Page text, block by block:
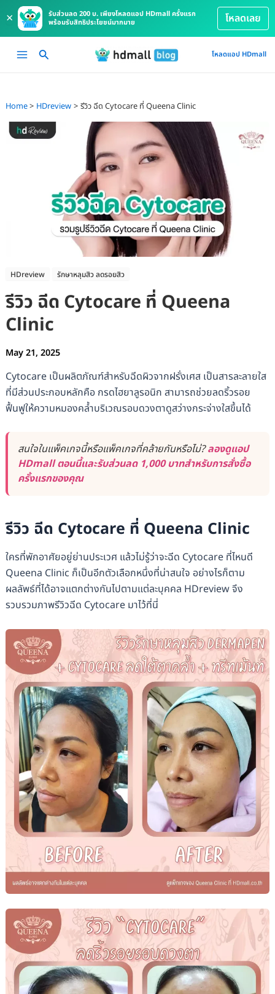
×
รับส่วนลด 200 บ. เพียงโหลดแอป HDmall ครั้งแรก
พร้อมรับสิทธิประโยชน์มากมาย
โหลดเลย
Main
โหลดแอป HDmall
Home HDreview รีวิว ฉีด Cytocare ที่ Queena Clinic
HDreview รักษาหลุมสิว ลดรอยสิว
รีวิว ฉีด Cytocare ที่ Queena
Clinic
May 21, 2025
Cytocare เป็นผลิตภัณฑ์สำหรับฉีดผิวจากฝรั่งเศส เป็นสารละลายใส
ที่มีส่วนประกอบหลักคือ กรดไฮยาลูรอนิก สามารถช่วยลดริ้วรอย
ฟื้นฟูให้ความหมองคล้ำบริเวณรอบดวงตาดูสว่างกระจ่างใสขึ้นได้
สนใจในแพ็คเกจนี้หรือแพ็คเกจที่คล้ายกันหรือไม่?ลองดูแอป
HDmall ตอนนี้และรับส่วนลด 1,000 บาทสำหรับการสั่งซื้อ
ครั้งแรกของคุณ
รีวิว ฉีด Cytocare ที่ Queena Clinic
ใครที่พักอาศัยอยู่ย่านประเวศ แล้วไม่รู้ว่าจะฉีด Cytocare ที่ไหนดี
Queena Clinic ก็เป็นอีกตัวเลือกหนึ่งที่น่าสนใจ อย่างไรก็ตาม
ผลลัพธ์ที่ได้อาจแตกต่างกันไปตามแต่ละบุคคล HDreview จึง
รวบรวมภาพรีวิวฉีด Cytocare มาไว้ที่นี่